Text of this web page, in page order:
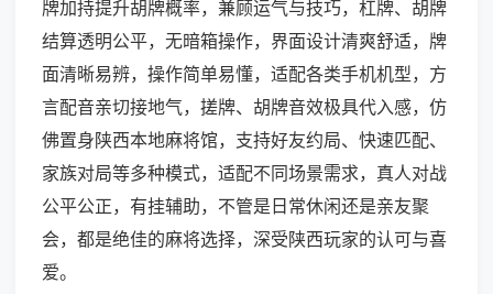
牌加持提升胡牌概率，兼顾运气与技巧，杠牌、胡牌
结算透明公平，无暗箱操作，界面设计清爽舒适，牌
面清晰易辨，操作简单易懂，适配各类手机机型，方
言配音亲切接地气，搓牌、胡牌音效极具代入感，仿
佛置身陕西本地麻将馆，支持好友约局、快速匹配、
家族对局等多种模式，适配不同场景需求，真人对战
公平公正，有挂辅助，不管是日常休闲还是亲友聚
会，都是绝佳的麻将选择，深受陕西玩家的认可与喜
爱。